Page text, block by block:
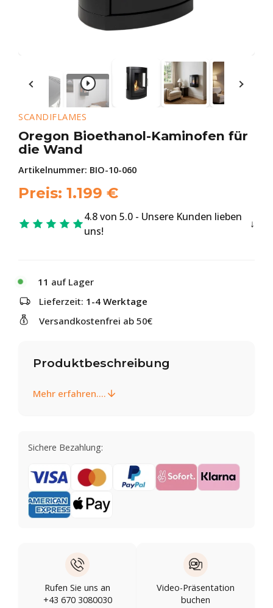
SCANDIFLAMES
Oregon Bioethanol-Kaminofen für
die Wand
Artikelnummer: BIO-10-060
Preis: 1.199 €
4.8 von 5.0 - Unsere Kunden lieben
uns!
11 auf Lager
Lieferzeit: 1-4 Werktage
Versandkostenfrei ab 50€
Produktbeschreibung
Mehr erfahren....
Sichere Bezahlung:
Rufen Sie uns an
+43 670 3080030
Video-Präsentation
buchen